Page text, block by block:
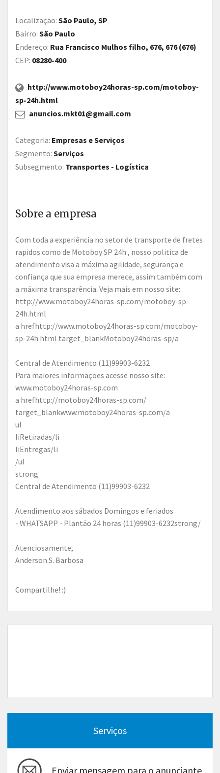
Localização: São Paulo, SP
Bairro: São Paulo
Endereço: Rua Francisco Mulhos filho, 676, 676 (676)
CEP: 08280-400
http://www.motoboy24horas-sp.com/motoboy-
sp-24h.html
anuncios.mkt01@gmail.com
Categoria: Empresas e Serviços
Segmento: Serviços
Subsegmento: Transportes - Logística
Sobre a empresa
Com toda a experiência no setor de transporte de fretes
rapidos como de Motoboy SP 24h , nosso politica de
atendimento visa a máxima agilidade, segurança e
confiança que sua empresa merece, assim também com
a máxima transparência. Veja mais em nosso site:
http://www.motoboy24horas-sp.com/motoboy-sp-
24h.html
a hrefhttp://www.motoboy24horas-sp.com/motoboy-
sp-24h.html target_blankMotoboy24horas-sp/a
Central de Atendimento (11)99903-6232
Para maiores informações acesse nosso site:
www.motoboy24horas-sp.com
a hrefhttp://motoboy24horas-sp.com/
target_blankwww.motoboy24horas-sp.com/a
ul
liRetiradas/li
liEntregas/li
/ul
strong
Central de Atendimento (11)99903-6232
Atendimento aos sábados Domingos e feriados
- WHATSAPP - Plantão 24 horas (11)99903-6232strong/
Atenciosamente,
Anderson S. Barbosa
Compartilhe! :)
Serviços
Enviar mensagem para o anunciante